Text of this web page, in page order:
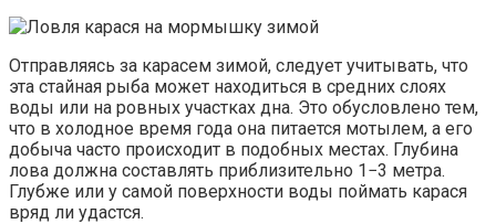
Отправляясь за карасем зимой, следует учитывать, что
эта стайная рыба может находиться в средних слоях
воды или на ровных участках дна. Это обусловлено тем,
что в холодное время года она питается мотылем, а его
добыча часто происходит в подобных местах. Глубина
лова должна составлять приблизительно 1−3 метра.
Глубже или у самой поверхности воды поймать карася
вряд ли удастся.